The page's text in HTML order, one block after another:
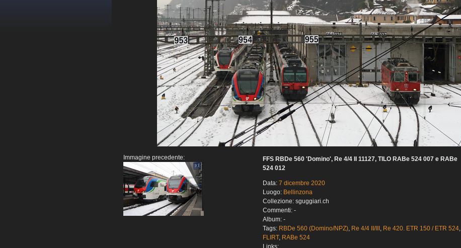
Immagine precedente:
FFS RBDe 560 'Domino', Re 4/4 II 11127, TILO RABe 524 007 e RABe
524 012
Data: 7 dicembre 2020
Luogo: Bellinzona
Collezione: sguggiari.ch
Commenti: -
Album: -
Tags: RBDe 560 (Domino/NPZ), Re 4/4 II/III , Re 420. ETR 150 / ETR 524,
FLIRT, RABe 524